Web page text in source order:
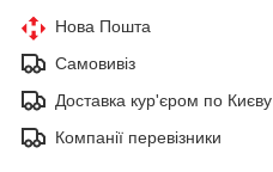
Нова Пошта
Самовивіз
Доставка кур'єром по Києву
Компанії перевізники